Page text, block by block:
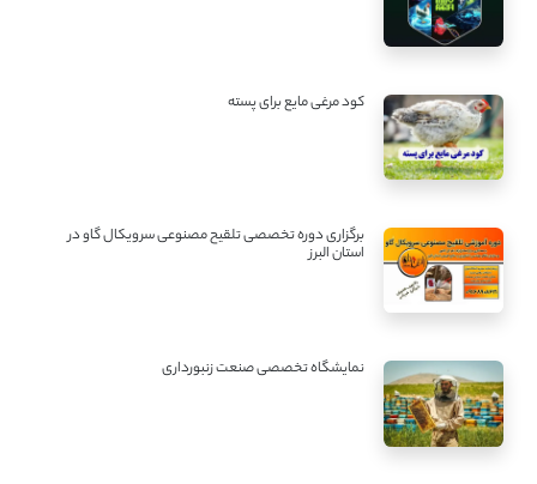
کود مرغی مایع برای پسته
برگزاری دوره تخصصی تلقیح مصنوعی سرویکال گاو در
استان البرز
نمایشگاه تخصصی صنعت زنبورداری